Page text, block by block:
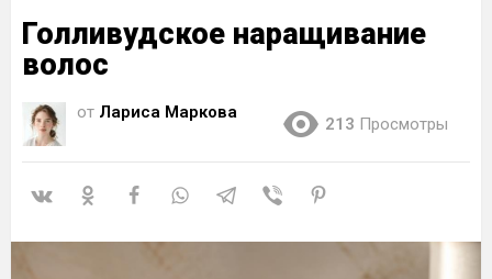
Голливудское наращивание
волос
от Лариса Маркова
213 Просмотры